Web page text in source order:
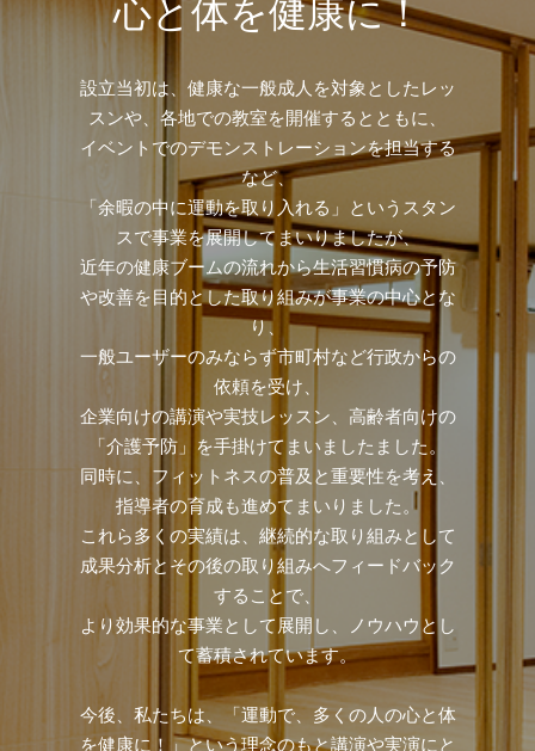
心と体を健康に！
設立当初は、健康な一般成人を対象としたレッ
スンや、各地での教室を開催するとともに、
イベントでのデモンストレーションを担当する
など、
「余暇の中に運動を取り入れる」というスタン
スで事業を展開してまいりましたが、
近年の健康ブームの流れから生活習慣病の予防
や改善を目的とした取り組みが事業の中心とな
り、
一般ユーザーのみならず市町村など行政からの
依頼を受け、
企業向けの講演や実技レッスン、高齢者向けの
「介護予防」を手掛けてまいましたました。
同時に、フィットネスの普及と重要性を考え、
指導者の育成も進めてまいりました。
これら多くの実績は、継続的な取り組みとして
成果分析とその後の取り組みへフィードバック
することで、
より効果的な事業として展開し、ノウハウとし
て蓄積されています。
今後、私たちは、「運動で、多くの人の心と体
を健康に！」という理念のもと講演や実演にと